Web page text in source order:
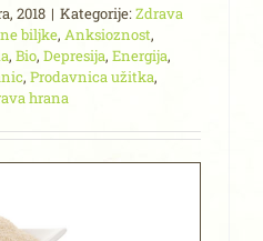
2018 | Kategorije:Zdrava
biljke, Anksioznost,
, Bio, Depresija, Energija,
, Prodavnica užitka,
hrana